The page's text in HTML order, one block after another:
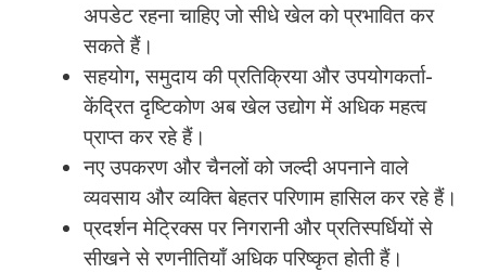
अपडेट रहना चाहिए जो सीधे खेल को प्रभावित कर
सकते हैं।
सहयोग, समुदाय की प्रतिक्रिया और उपयोगकर्ता-
केंद्रित दृष्टिकोण अब खेल उद्योग में अधिक महत्व
प्राप्त कर रहे हैं।
नए उपकरण और चैनलों को जल्दी अपनाने वाले
व्यवसाय और व्यक्ति बेहतर परिणाम हासिल कर रहे हैं।
प्रदर्शन मेट्रिक्स पर निगरानी और प्रतिस्पर्धियों से
सीखने से रणनीतियाँ अधिक परिष्कृत होती हैं।